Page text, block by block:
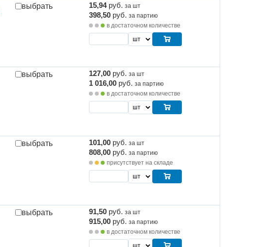
выбрать 15,94 руб. за шт
398,50 руб. за партию
в достаточном количестве
выбрать 127,00 руб. за шт
1 016,00 руб. за партию
в достаточном количестве
выбрать 101,00 руб. за шт
808,00 руб. за партию
присутствует на складе
выбрать 91,50 руб. за шт
915,00 руб. за партию
в достаточном количестве